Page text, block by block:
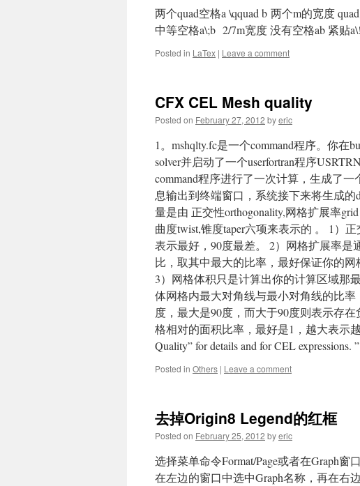
两个quad空格a \qquad b 两个m的宽度
中等空格a\;b 2/7m宽度 没有空格ab 紧贴
Posted in LaTex | Leave a comment
CFX CEL Mesh quality
Posted on February 27, 2012 byeric
1。mshqlty.fc是一个command程序。你
solver并启动了一个userfortran程序
command程序进行了一次计算，生成了
息输出到终端窗口，系统接下来将生成的
量是由 正交性orthogonality,网格扩展率
曲度twist,锥度taper六项来表示的 。 1）
表示最好，90度最差。 2）网格扩展率
比，取其中最大的比率，最好保证你的
3）网格体积只是计算出你的计算区域那
体网格内最大对角线与最小对角线的比
度，最大是90度，而大于90度则表示存
格相对的面积比率，最好是1，越大表示越
Quality” for details and for CEL expressions. ”
Posted in Others | Leave a comment
去掉Origin8 Legend的红框
Posted on February 25, 2012 byeric
选择菜单命令Format/Page或者在Graph窗
在左边的窗口中选中Graph名称，再在右